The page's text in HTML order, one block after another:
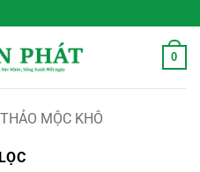
0
THẢO MỘC KHÔ
LỌC